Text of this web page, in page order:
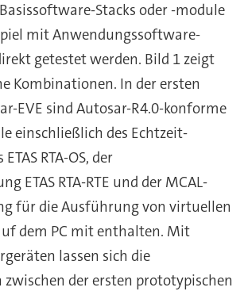
Stacks oder -module
mit Anwendungssoftware-
getestet werden. Bild 1 zeigt
Kombinationen. In der ersten
EVE sind Autosar-R4.0-konforme
einschließlich des Echtzeit-
RTA-OS, der
ETAS RTA-RTE und der MCAL-
für die Ausführung von virtuellen
dem PC mit enthalten. Mit
lassen sich die
der ersten prototypischen